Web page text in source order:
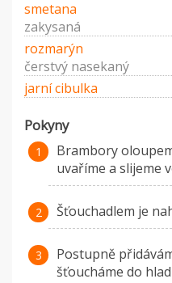
smetana
zakysaná
rozmarýn
čerstvý nasekaný
jarní cibulka
Pokyny
Brambory
uvaříme a slijeme
Šťouchadlem je
Postupně
šťoucháme do